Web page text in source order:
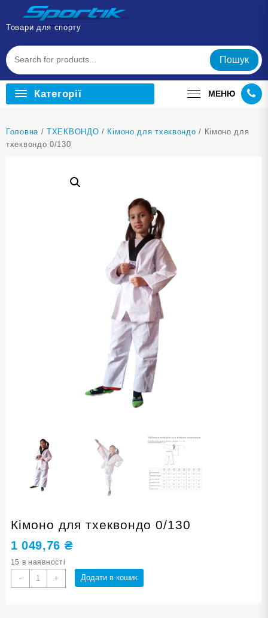
Перейти
вмісту
Товари для спорту
Пошук
Категорії МЕНЮ
Головна /ТХЕКВОНДО / Кімоно для тхеквондо / Кімоно для
тхеквондо 0/130
Кімоно для тхеквондо 0/130
1 049,76 ₴
15 в наявності
-
Кімоно
для
+ Додати в кошик